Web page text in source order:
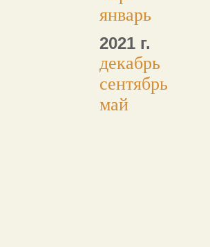
январь
2021 г.
декабрь
сентябрь
май